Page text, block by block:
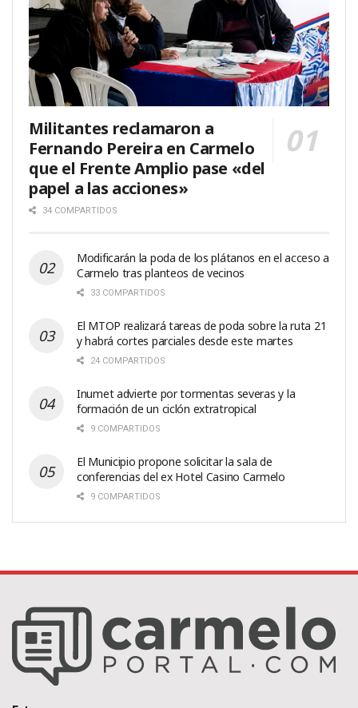
Militantes reclamaron a
Fernando Pereira en Carmelo
que el Frente Amplio pase «del
papel a las acciones»
34 COMPARTIDOS
Modificarán la poda de los plátanos en el acceso a
Carmelo tras planteos de vecinos
33 COMPARTIDOS
El MTOP realizará tareas de poda sobre la ruta 21
y habrá cortes parciales desde este martes
24 COMPARTIDOS
Inumet advierte por tormentas severas y la
formación de un ciclón extratropical
9 COMPARTIDOS
El Municipio propone solicitar la sala de
conferencias del ex Hotel Casino Carmelo
9 COMPARTIDOS